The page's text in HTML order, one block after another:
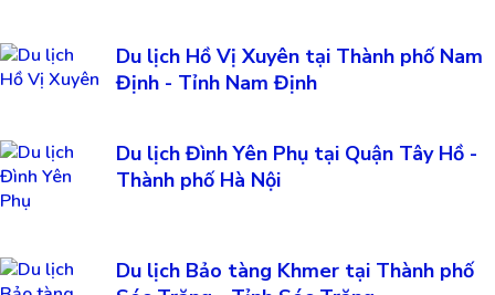
Du lịch Hồ Vị Xuyên tại Thành phố Nam
Định - Tỉnh Nam Định
Du lịch Đình Yên Phụ tại Quận Tây Hồ -
Thành phố Hà Nội
Du lịch Bảo tàng Khmer tại Thành phố